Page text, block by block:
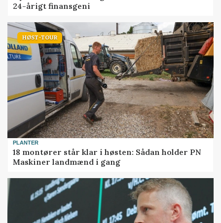
24-årigt finansgeni
HØST-TOUR
PLANTER
18 montører står klar i høsten: Sådan holder PN
Maskiner landmænd i gang